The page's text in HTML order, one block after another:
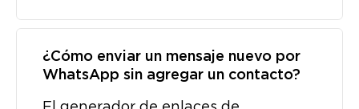
¿Cómo enviar un mensaje nuevo por
WhatsApp sin agregar un contacto?